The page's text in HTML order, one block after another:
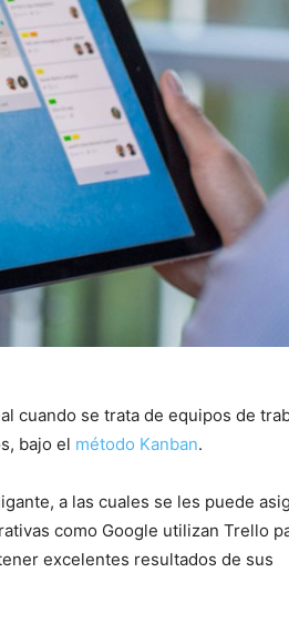
cuando se trata de equipos de
bajo el método Kanban.
a las cuales se les puede
como Google utilizan Trello
excelentes resultados de sus